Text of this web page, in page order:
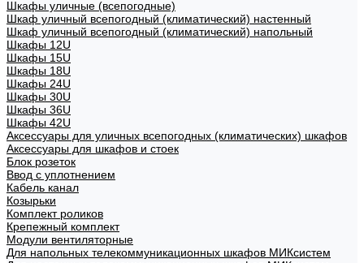
Шкафы уличные (всепогодные)
Шкаф уличный всепогодный (климатический) настенный
Шкаф уличный всепогодный (климатический) напольный
Шкафы 12U
Шкафы 15U
Шкафы 18U
Шкафы 24U
Шкафы 30U
Шкафы 36U
Шкафы 42U
Аксессуары для уличных всепогодных (климатических) шкафов
Аксессуары для шкафов и стоек
Блок розеток
Ввод с уплотнением
Кабель канал
Козырьки
Комплект роликов
Крепежный комплект
Модули вентиляторные
Для напольных телекоммуникационных шкафов МИКсистем